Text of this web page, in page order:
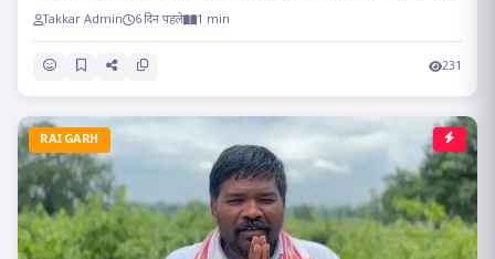
Takkar Admin 6 दिन पहले 1 min
231
RAIGARH